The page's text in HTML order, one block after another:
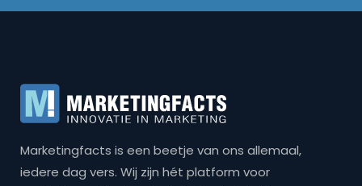
Marketingfacts is een beetje van ons allemaal,
iedere dag vers. Wij zijn hét platform voor